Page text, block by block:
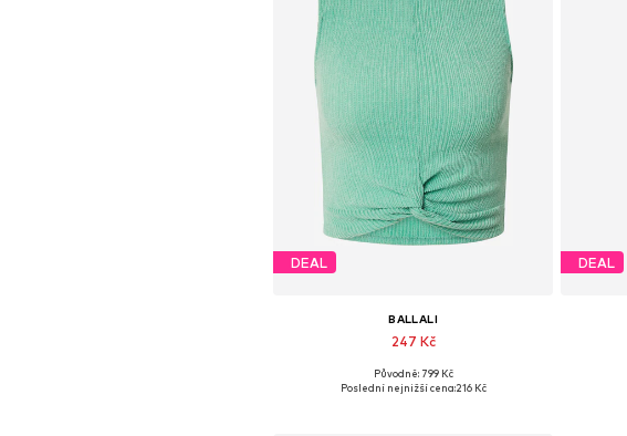
DEAL
BALLALI
247 Kč
Dostupné velikosti: L, XL
Původně: 799 Kč
Poslední nejnižší cena:216 Kč
DEAL